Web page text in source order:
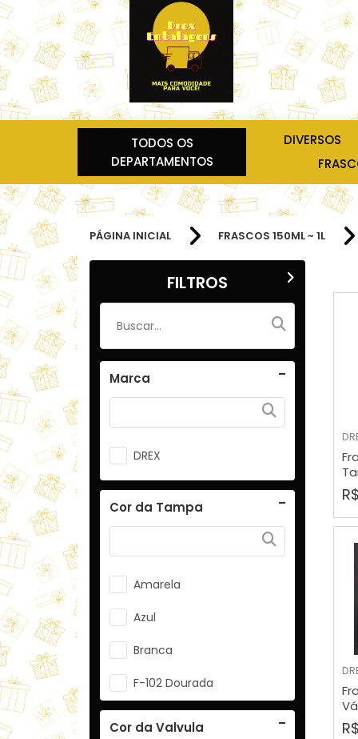
TODOS OS
DEPARTAMENTOS
DIVERSOS
PÁGINA INICIAL FRASCOS 150ML ~ 1L
FILTROS
Marca
DREX
Cor da Tampa
Amarela
Azul
Branca
F-102 Dourada
F-102A Prata
Cor da Valvula